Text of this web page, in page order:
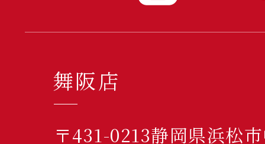
舞阪店
〒431-0213静岡県浜松